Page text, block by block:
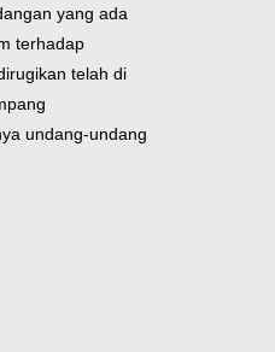
yang ada
terhadap
telah di
undang-undang